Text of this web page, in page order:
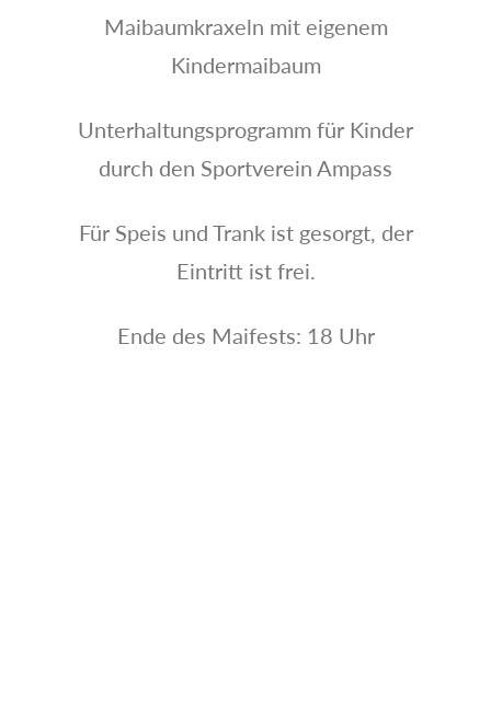
Maibaumkraxeln mit eigenem
Kindermaibaum
Unterhaltungsprogramm für Kinder
durch den Sportverein Ampass
Für Speis und Trank ist gesorgt, der
Eintritt ist frei.
Ende des Maifests: 18 Uhr